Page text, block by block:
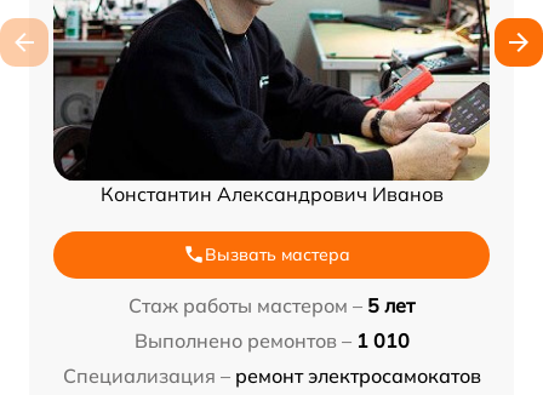
Константин Александрович Иванов
Вызвать мастера
Стаж работы мастером – 5 лет
Выполнено ремонтов – 1 010
Специализация – ремонт электросамокатов